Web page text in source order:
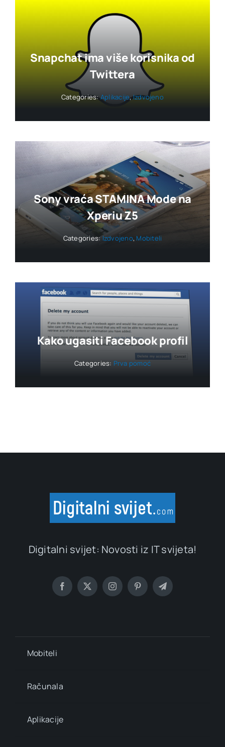
Snapchat ima više korisnika od
Twittera
Categories:Aplikacije,Izdvojeno
Sony vraća STAMINA Mode na
Xperiu Z5
Categories:Izdvojeno, Mobiteli
Kako ugasiti Facebook profil
Categories: Prva pomoć
Digitalni svijet: Novosti iz IT svijeta!
Mobiteli
Računala
Aplikacije